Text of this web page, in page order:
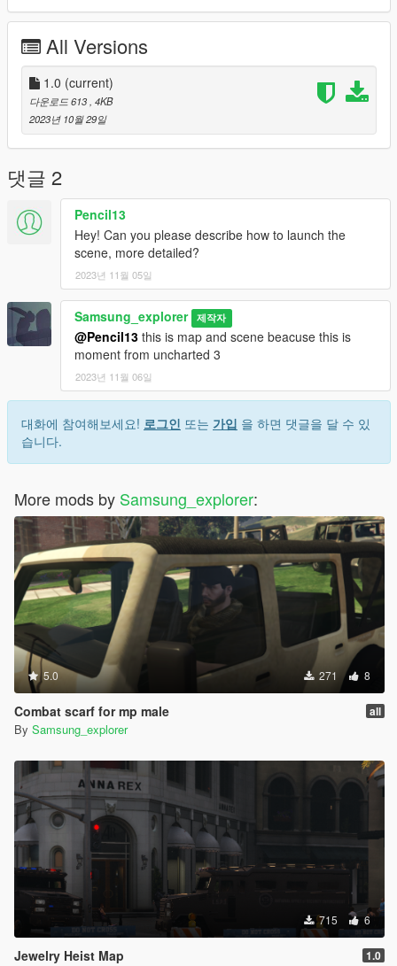
All Versions
1.0 (current)
다운로드 613, 4KB
2023년 10월 29일
댓글 2
Pencil13
Hey! Can you please describe how to launch the
scene, more detailed?
2023년 11월 05일
Samsung_explorer 제작자
@Pencil13 this is map and scene beacuse this is
moment from uncharted 3
2023년 11월 06일
대화에 참여해보세요! 로그인 또는 가입 을 하면 댓글을 달 수 있
습니다.
More mods by Samsung_explorer:
5.0 271 8
Combat scarf for mp male all
By Samsung_explorer
715 6
Jewelry Heist Map 1.0